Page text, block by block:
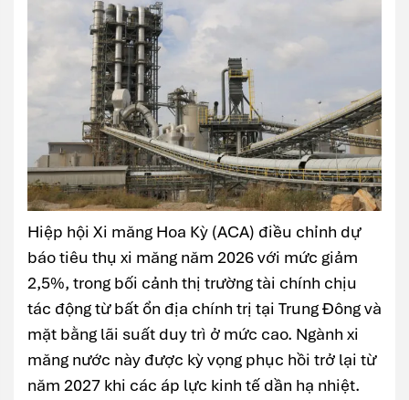
Hiệp hội Xi măng Hoa Kỳ (ACA) điều chỉnh dự
báo tiêu thụ xi măng năm 2026 với mức giảm
2,5%, trong bối cảnh thị trường tài chính chịu
tác động từ bất ổn địa chính trị tại Trung Đông và
mặt bằng lãi suất duy trì ở mức cao. Ngành xi
măng nước này được kỳ vọng phục hồi trở lại từ
năm 2027 khi các áp lực kinh tế dần hạ nhiệt.